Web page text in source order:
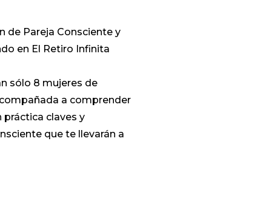
de Pareja Consciente y
en El Retiro Infinita
sólo 8 mujeres de
a comprender
práctica claves y
que te llevarán a